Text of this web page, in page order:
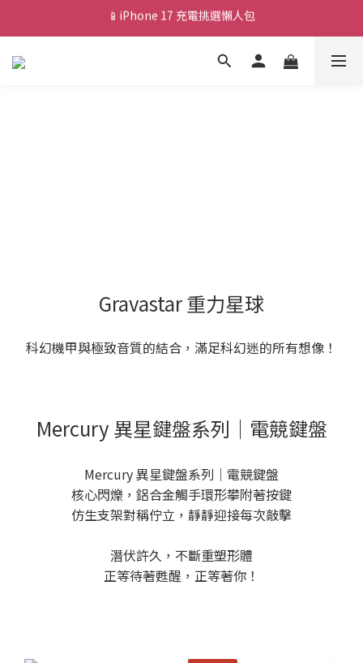
💰新會員送 $88 購物金
🎟️ 去領優惠券 ▶▶
💰新會員送 $88 購物金
Gravastar 重力星球
科幻機甲與極致音質的結合，滿足科幻迷的所有想像！
Mercury 異星鍵盤系列｜電競鍵盤
Mercury 異星鍵盤系列｜電競鍵盤
核心閃爍，鋁合金觸手環形攀附著按鍵
仿生支架對稱佇立，靜靜迎接每次敲擊
潛伏許久，不斷重塑形體
正等待著甦醒，正等著你！